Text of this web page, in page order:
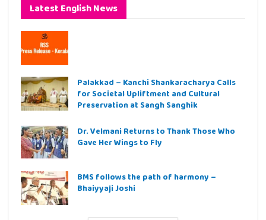
Latest English News
Palakkad – Kanchi Shankaracharya Calls
for Societal Upliftment and Cultural
Preservation at Sangh Sanghik
Dr. Velmani Returns to Thank Those Who
Gave Her Wings to Fly
BMS follows the path of harmony –
Bhaiyyaji Joshi